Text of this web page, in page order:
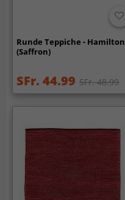
Runde Teppiche - Hamilton
(Saffron)
SFr. 44.99 SFr. 48.99